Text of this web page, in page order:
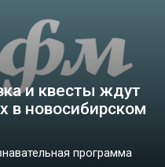
и квесты ждут
в новосибирском
программа